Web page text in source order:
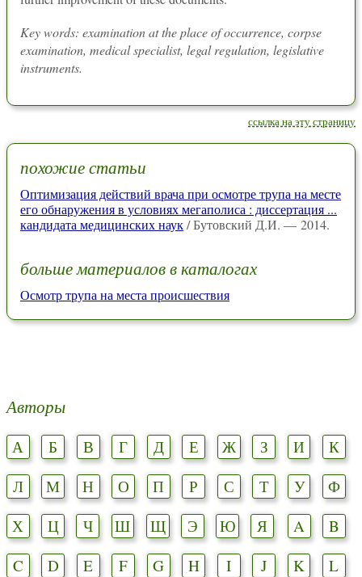
Key words: examination at the place of occurrence, corpse
examination, medical specialist, legal regulation, legislative
instruments.
ссылка на эту страницу
похожие статьи
Оптимизация действий врача при осмотре трупа на месте
его обнаружения в условиях мегаполиса : диссертация ...
кандидата медицинских наук/ Бутовский Д.И. — 2014.
больше материалов в каталогах
Осмотр трупа на места происшествия
Авторы
А Б В Г Д Е Ж З И
К
Л
М Н О П Р С Т У
Ф
Х
Ц Ч Ш Щ Э Ю Я A
B
C
D E F G H I J K
L